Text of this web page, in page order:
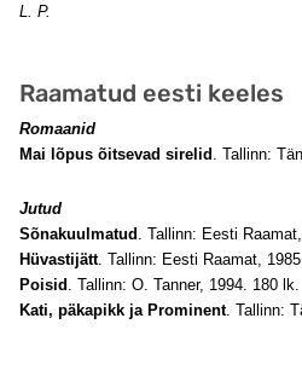
L. P.
Raamatud eesti keeles
Romaanid
Mai lõpus õitsevad sirelid . Tallinn:
Jutud
Sõnakuulmatud . Tallinn: Eesti
Hüvastijätt. Tallinn: Eesti Raamat,
Poisid . Tallinn: O. Tanner, 1994. 180 lk.
Kati, päkapikk ja Prominent. Tallinn: